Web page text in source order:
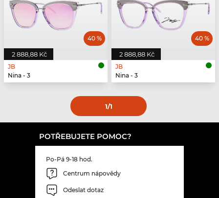
2 888,88 Kč
40 %
JB
Nina - 3
2 888,88 Kč
40 %
JB
Nina - 3
1/1
POTŘEBUJETE POMOC?
Po-Pá 9-18 hod.
Centrum nápovědy
Odeslat dotaz